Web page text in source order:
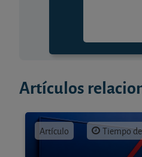
Artículos
Artículo Tiempo